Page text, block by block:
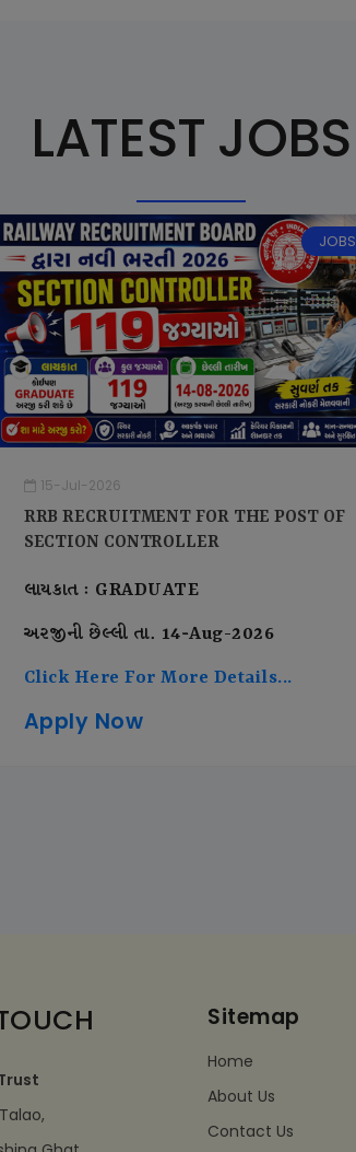
LATEST JOBS
JOBS
15-Jul-2026
RRB RECRUITMENT FOR THE POST OF
SECTION CONTROLLER
લાયકાત : GRADUATE
અરજીની છેલ્લી તા. 14-Aug-2026
Click Here For More Details...
Apply Now
Sitemap
Home
About Us
Contact Us